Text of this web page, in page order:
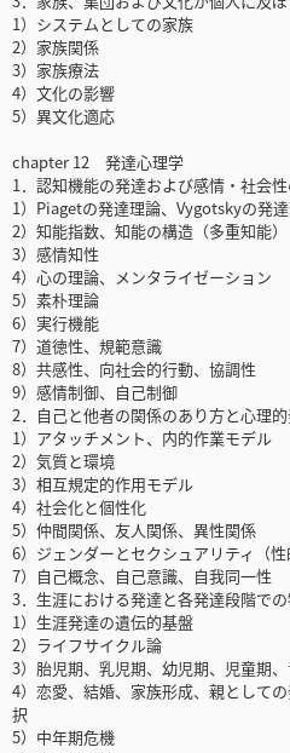
1）システムとしての家族
2）家族関係
3）家族療法
4）文化の影響
5）異文化適応
chapter 12 発達心理学
1．認知機能の発達および感情・社会
1）Piagetの発達理論、Vygotskyの発
2）知能指数、知能の構造（多重知能）
3）感情知性
4）心の理論、メンタライゼーション
5）素朴理論
6）実行機能
7）道徳性、規範意識
8）共感性、向社会的行動、協調性
9）感情制御、自己制御
2．自己と他者の関係のあり方と心理
1）アタッチメント、内的作業モデル
2）気質と環境
3）相互規定的作用モデル
4）社会化と個性化
5）仲間関係、友人関係、異性関係
6）ジェンダーとセクシュアリティ（性
7）自己概念、自己意識、自我同一性
3．生涯における発達と各発達段階で
1）生涯発達の遺伝的基盤
2）ライフサイクル論
3）胎児期、乳児期、幼児期、児童期
4）恋愛、結婚、家族形成、親として
択
5）中年期危機